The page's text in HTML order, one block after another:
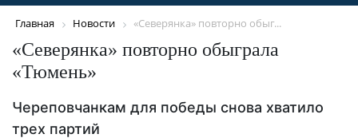
Главная Новости «Северянка» повторно обыг...
«Северянка» повторно обыграла
«Тюмень»
Череповчанкам для победы снова хватило
трех партий